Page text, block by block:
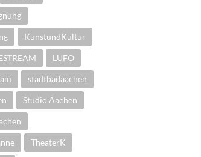
KunstundKultur
LUFO
stadtbadaachen
Studio Aachen
TheaterK